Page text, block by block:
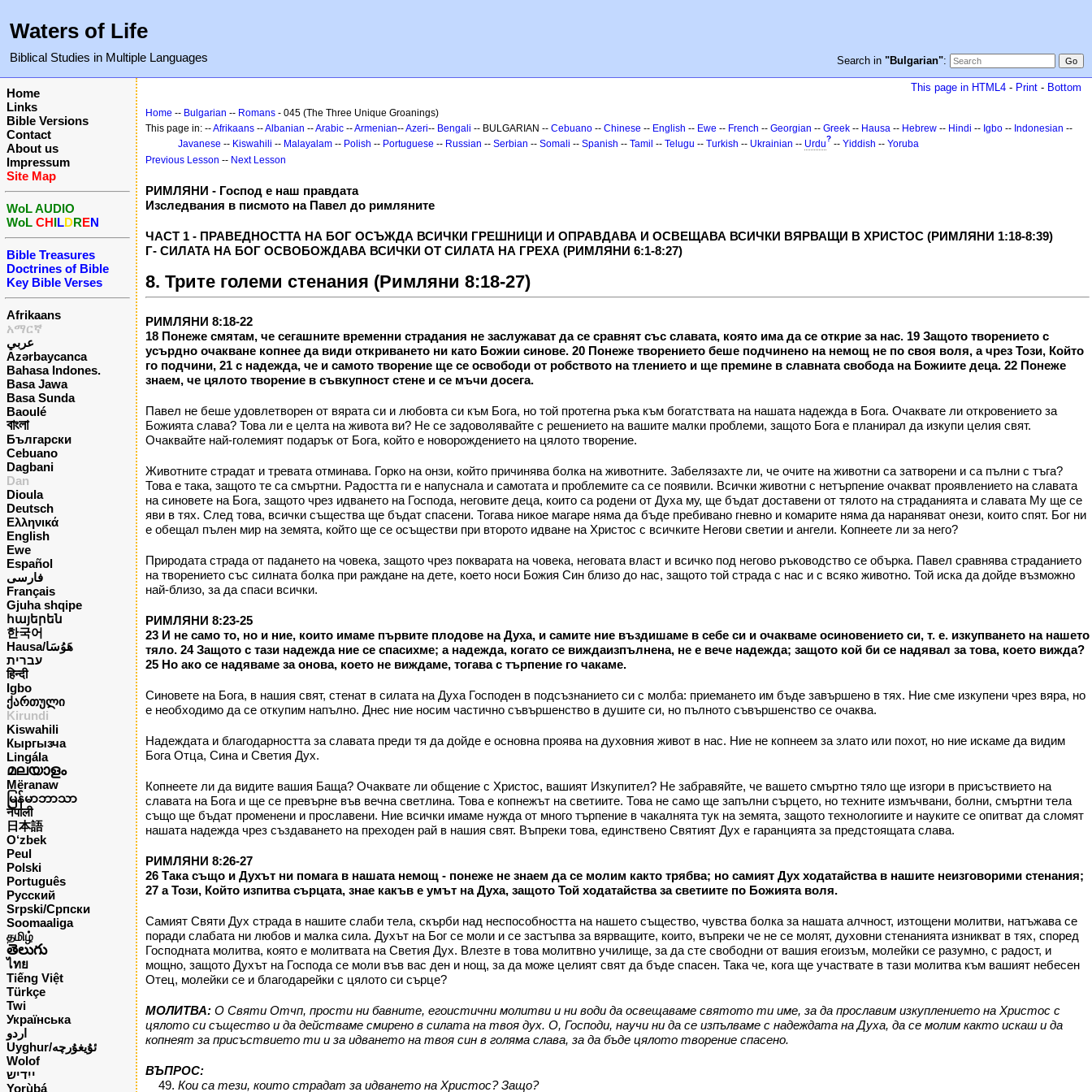
Waters of Life
Biblical Studies in Multiple Languages Search in "Bulgarian":
Home
Links
Bible Versions
Contact
About us
Impressum
Site Map
WoL AUDIO
WoL CHILDREN
Bible Treasures
Doctrines of Bible
Key Bible Verses
Afrikaans
አማርኛ
عربي
Azərbaycanca
Bahasa Indones.
Basa Jawa
Basa Sunda
Baoulé
বাংলা
Български
Cebuano
Dagbani
Dan
Dioula
Deutsch
Ελληνικά
English
Ewe
Español
فارسی
Français
Gjuha shqipe
հայերեն
한국어
Hausa/هَوُسَا
עברית
हिन्दी
Igbo
ქართული
Kirundi
Kiswahili
Кыргызча
Lingála
മലയാളം
Mëranaw
မြန်မာဘာသာ
नेपाली
日本語
O‘zbek
Peul
Polski
Português
Русский
Srpski/Српски
Soomaaliga
தமிழ்
తెలుగు
ไทย
Tiếng Việt
Türkçe
Twi
Українська
اردو
Uyghur/ئۇيغۇرچه
Wolof
ייִדיש
Yorùbá
This page in HTML4 - Print - Bottom
Home -- Bulgarian -- Romans - 045 (The Three Unique Groanings)
This page in: --Afrikaans --Albanian --Arabic --Armenian--Azeri-- Bengali -- BULGARIAN -- Cebuano -- Chinese -- English -- Ewe -- French -- Georgian -- Greek -- Hausa -- Hebrew -- Hindi -- Igbo -- Indonesian --
Javanese -- Kiswahili -- Malayalam -- Polish -- Portuguese -- Russian -- Serbian -- Somali -- Spanish -- Tamil -- Telugu -- Turkish -- Ukrainian -- Urdu? -- Yiddish -- Yoruba
Previous Lesson -- Next Lesson
РИМЛЯНИ - Господ е наш правдата
Изследвания в писмото на Павел до римляните
ЧАСТ 1 - ПРАВЕДНОСТТА НА БОГ ОСЪЖДА ВСИЧКИ ГРЕШНИЦИ И ОПРАВДАВА И ОСВЕЩАВА ВСИЧКИ ВЯРВАЩИ В ХРИСТОС (РИМЛЯНИ 1:18-8:39)
Г- СИЛАТА НА БОГ ОСВОБОЖДАВА ВСИЧКИ ОТ СИЛАТА НА ГРЕХА (РИМЛЯНИ 6:1-8:27)
8. Трите големи стенания (Римляни 8:18-27)
РИМЛЯНИ 8:18-22
18 Понеже смятам, че сегашните временни страдания не заслужават да се сравнят със славата, която има да се открие за нас. 19 Защото творението с
усърдно очакване копнее да види откриването ни като Божии синове. 20 Понеже творението беше подчинено на немощ не по своя воля, а чрез Този, Който
го подчини, 21 с надежда, че и самото творение ще се освободи от робството на тлението и ще премине в славната свобода на Божиите деца. 22 Понеже
знаем, че цялото творение в съвкупност стене и се мъчи досега.
Павел не беше удовлетворен от вярата си и любовта си към Бога, но той протегна ръка към богатствата на нашата надежда в Бога. Очаквате ли откровението за
Божията слава? Това ли е целта на живота ви? Не се задоволявайте с решението на вашите малки проблеми, защото Бога е планирал да изкупи целия свят.
Очаквайте най-големият подарък от Бога, който е новорождението на цялото творение.
Животните страдат и тревата отминава. Горко на онзи, който причинява болка на животните. Забелязахте ли, че очите на животни са затворени и са пълни с тъга?
Това е така, защото те са смъртни. Радостта ги е напуснала и самотата и проблемите са се появили. Всички животни с нетърпение очакват проявлението на славата
на синовете на Бога, защото чрез идването на Господа, неговите деца, които са родени от Духа му, ще бъдат доставени от тялото на страданията и славата Му ще се
яви в тях. След това, всички същества ще бъдат спасени. Тогава никое магаре няма да бъде пребивано гневно и комарите няма да нараняват онези, които спят. Бог ни
е обещал пълен мир на земята, който ще се осъществи при второто идване на Христос с всичките Негови светии и ангели. Копнеете ли за него?
Природата страда от падането на човека, защото чрез покварата на човека, неговата власт и всичко под негово ръководство се обърка. Павел сравнява страданието
на творението със силната болка при раждане на дете, което носи Божия Син близо до нас, защото той страда с нас и с всяко животно. Той иска да дойде възможно
най-близо, за да спаси всички.
РИМЛЯНИ 8:23-25
23 И не само то, но и ние, които имаме първите плодове на Духа, и самите ние въздишаме в себе си и очакваме осиновението си, т. е. изкупването на нашето
тяло. 24 Защото с тази надежда ние се спасихме; а надежда, когато се виждаизпълнена, не е вече надежда; защото кой би се надявал за това, което вижда?
25 Но ако се надяваме за онова, което не виждаме, тогава с търпение го чакаме.
Синовете на Бога, в нашия свят, стенат в силата на Духа Господен в подсъзнанието си с молба: приемането им бъде завършено в тях. Ние сме изкупени чрез вяра, но
е необходимо да се откупим напълно. Днес ние носим частично съвършенство в душите си, но пълното съвършенство се очаква.
Надеждата и благодарността за славата преди тя да дойде е основна проява на духовния живот в нас. Ние не копнеем за злато или похот, но ние искаме да видим
Бога Отца, Сина и Светия Дух.
Копнеете ли да видите вашия Баща? Очаквате ли общение с Христос, вашият Изкупител? Не забравяйте, че вашето смъртно тяло ще изгори в присъствието на
славата на Бога и ще се превърне във вечна светлина. Това е копнежът на светиите. Това не само ще запълни сърцето, но техните измъчвани, болни, смъртни тела
също ще бъдат променени и прославени. Ние всички имаме нужда от много търпение в чакалнята тук на земята, защото технологиите и науките се опитват да сломят
нашата надежда чрез създаването на преходен рай в нашия свят. Въпреки това, единствено Святият Дух е гаранцията за предстоящата слава.
РИМЛЯНИ 8:26-27
26 Така също и Духът ни помага в нашата немощ - понеже не знаем да се молим както трябва; но самият Дух ходатайства в нашите неизговорими стенания;
27 а Този, Който изпитва сърцата, знае какъв е умът на Духа, защото Той ходатайства за светиите по Божията воля.
Самият Святи Дух страда в нашите слаби тела, скърби над неспособността на нашето същество, чувства болка за нашата алчност, изтощени молитви, натъжава се
поради слабата ни любов и малка сила. Духът на Бог се моли и се застъпва за вярващите, които, въпреки че не се молят, духовни стенанията изникват в тях, според
Господната молитва, която е молитвата на Светия Дух. Влезте в това молитвно училище, за да сте свободни от вашия егоизъм, молейки се разумно, с радост, и
мощно, защото Духът на Господа се моли във вас ден и нощ, за да може целият свят да бъде спасен. Така че, кога ще участвате в тази молитва към вашият небесен
Отец, молейки се и благодарейки с цялото си сърце?
МОЛИТВА: O Святи Отчп, прости ни бавните, егоистични молитви и ни води да освещаваме святото ти име, за да прославим изкуплението на Христос с
цялото си същество и да действаме смирено в силата на твоя дух. О, Господи, научи ни да се изпълваме с надеждата на Духа, да се молим както искаш и да
копнеят за присъствието ти и за идването на твоя син в голяма слава, за да бъде цялото творение спасено.
ВЪПРОС:
Кои са тези, които страдат за идването на Христос? Защо?